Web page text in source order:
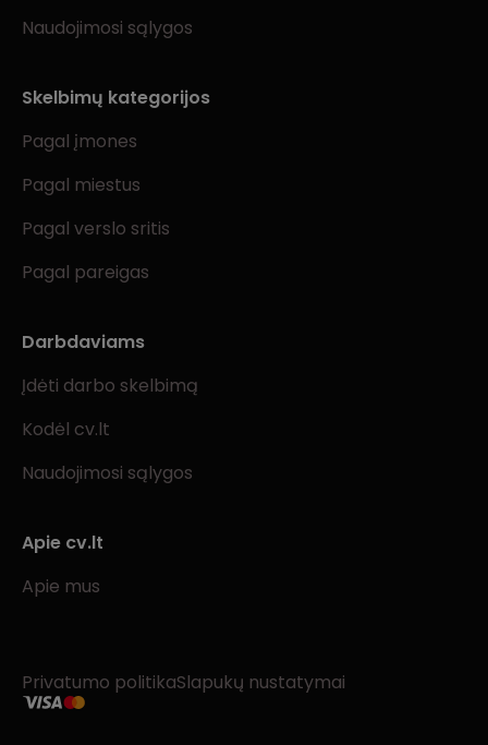
Naudojimosi sąlygos
Skelbimų kategorijos
Pagal įmones
Pagal miestus
Pagal verslo sritis
Pagal pareigas
Darbdaviams
Įdėti darbo skelbimą
Kodėl cv.lt
Naudojimosi sąlygos
Apie cv.lt
Apie mus
Privatumo politikaSlapukų nustatymai